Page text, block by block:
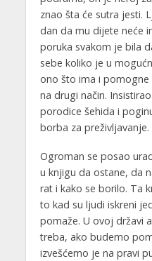
znao šta će sutra jesti.
dan da mu dijete neće
poruka svakom je bila
sebe koliko je u
ono što ima i pomogne
na drugi način.
porodice šehida i
borba za preživljavanje.
Ogroman se posao
u knjigu da ostane, da
rat i kako se borilo. Ta
to kad su ljudi iskreni
pomaže. U ovoj državi
treba, ako budemo
izvešćemo je na pravi